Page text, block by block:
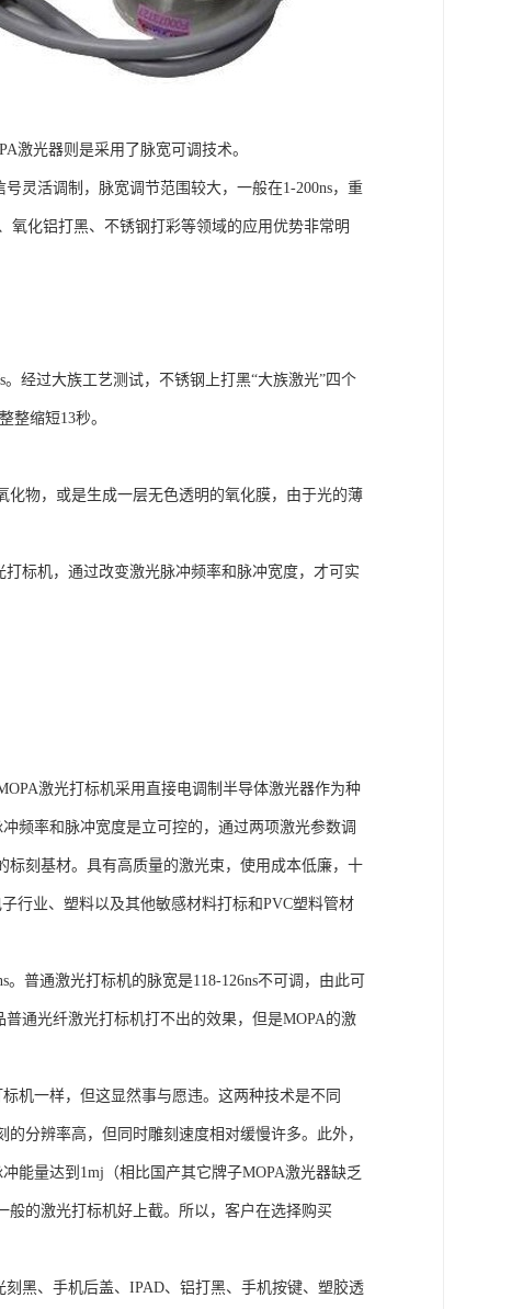
激光器则是采用了脉宽可调技术。
灵活调制，脉宽调节范围较大，一般在1-200ns，重
氧化铝打黑、不锈钢打彩等领域的应用优势非常明
经过大族工艺测试，不锈钢上打黑“大族激光”四个
整缩短13秒。
物，或是生成一层无色透明的氧化膜，由于光的薄
标机，通过改变激光脉冲频率和脉冲宽度，才可实
激光打标机采用直接电调制半导体激光器作为种
频率和脉冲宽度是立可控的，通过两项激光参数调
刻基材。具有高质量的激光束，使用成本低廉，十
行业、塑料以及其他敏感材料打标和PVC塑料管材
普通激光打标机的脉宽是118-126ns不可调，由此可
通光纤激光打标机打不出的效果，但是MOPA的激
机一样，但这显然事与愿违。这两种技术是不同
分辨率高，但同时雕刻速度相对缓慢许多。此外，
能量达到1mj（相比国产其它牌子MOPA激光器缺乏
的激光打标机好上截。所以，客户在选择购买
黑、手机后盖、IPAD、铝打黑、手机按键、塑胶透